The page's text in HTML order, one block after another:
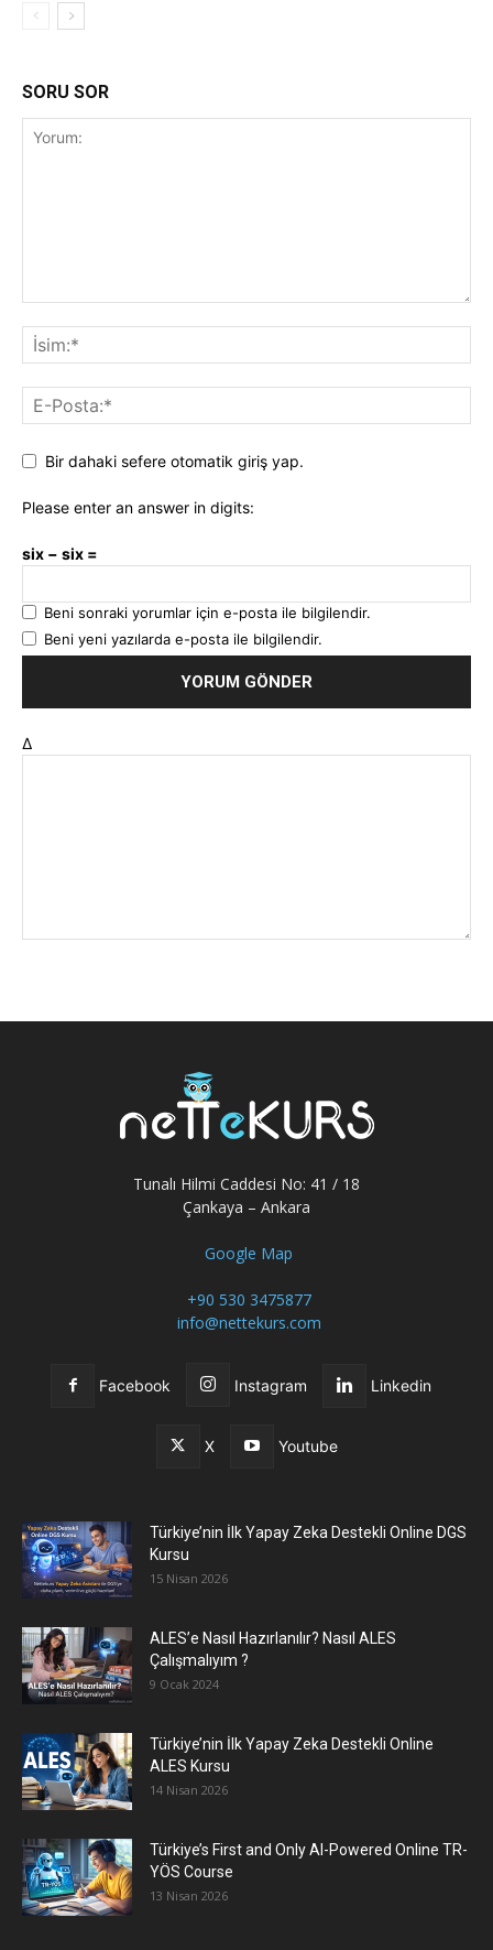
SORU SOR
Bir dahaki sefere otomatik giriş yap.
Please enter an answer in digits:
six − six =
Beni sonraki yorumlar için e-posta ile bilgilendir.
Beni yeni yazılarda e-posta ile bilgilendir.
Δ
Tunalı Hilmi Caddesi No: 41 / 18
Çankaya – Ankara
Google Map
+90 530 3475877
info@nettekurs.com
Facebook Instagram Linkedin
X Youtube
Türkiye’nin İlk Yapay Zeka Destekli Online DGS
Kursu
15 Nisan 2026
ALES’e Nasıl Hazırlanılır? Nasıl ALES
Çalışmalıyım ?
9 Ocak 2024
Türkiye’nin İlk Yapay Zeka Destekli Online
ALES Kursu
14 Nisan 2026
Türkiye’s First and Only AI-Powered Online TR-
YÖS Course
13 Nisan 2026